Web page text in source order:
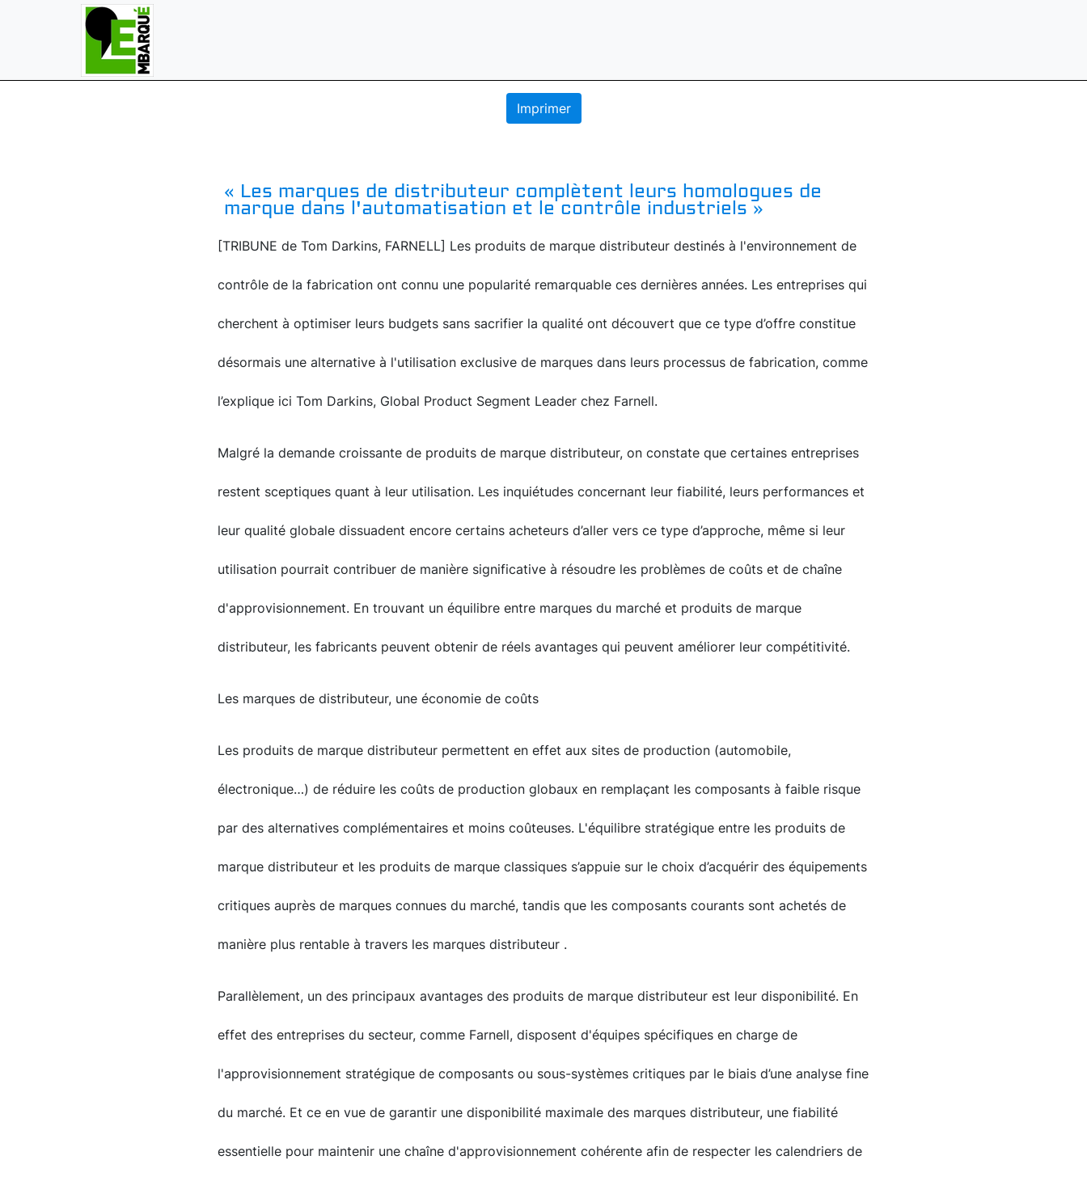
Imprimer
« Les marques de distributeur complètent leurs homologues de
marque dans l'automatisation et le contrôle industriels »
[TRIBUNE de Tom Darkins, FARNELL] Les produits de marque distributeur destinés à l'environnement de
contrôle de la fabrication ont connu une popularité remarquable ces dernières années. Les entreprises qui
cherchent à optimiser leurs budgets sans sacrifier la qualité ont découvert que ce type d’offre constitue
désormais une alternative à l'utilisation exclusive de marques dans leurs processus de fabrication, comme
l’explique ici Tom Darkins, Global Product Segment Leader chez Farnell.
Malgré la demande croissante de produits de marque distributeur, on constate que certaines entreprises
restent sceptiques quant à leur utilisation. Les inquiétudes concernant leur fiabilité, leurs performances et
leur qualité globale dissuadent encore certains acheteurs d’aller vers ce type d’approche, même si leur
utilisation pourrait contribuer de manière significative à résoudre les problèmes de coûts et de chaîne
d'approvisionnement. En trouvant un équilibre entre marques du marché et produits de marque
distributeur, les fabricants peuvent obtenir de réels avantages qui peuvent améliorer leur compétitivité.
Les marques de distributeur, une économie de coûts
Les produits de marque distributeur permettent en effet aux sites de production (automobile,
électronique…) de réduire les coûts de production globaux en remplaçant les composants à faible risque
par des alternatives complémentaires et moins coûteuses. L'équilibre stratégique entre les produits de
marque distributeur et les produits de marque classiques s’appuie sur le choix d’acquérir des équipements
critiques auprès de marques connues du marché, tandis que les composants courants sont achetés de
manière plus rentable à travers les marques distributeur .
Parallèlement, un des principaux avantages des produits de marque distributeur est leur disponibilité. En
effet des entreprises du secteur, comme Farnell, disposent d'équipes spécifiques en charge de
l'approvisionnement stratégique de composants ou sous-systèmes critiques par le biais d’une analyse fine
du marché. Et ce en vue de garantir une disponibilité maximale des marques distributeur, une fiabilité
essentielle pour maintenir une chaîne d'approvisionnement cohérente afin de respecter les calendriers de